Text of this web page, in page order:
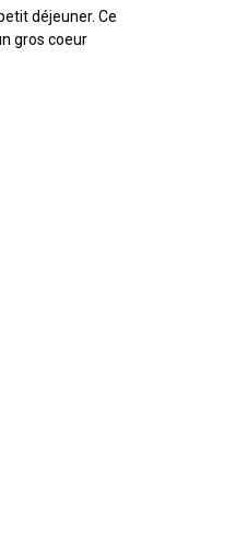
déjeuner. Ce
gros coeur